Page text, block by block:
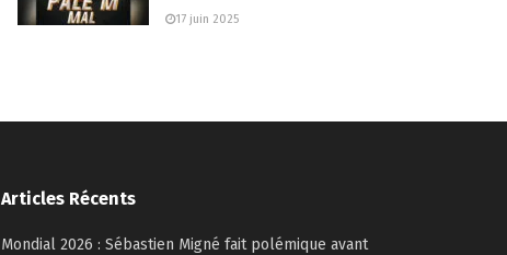
17 juin 2025
Articles Récents
Mondial 2026 : Sébastien Migné fait polémique avant